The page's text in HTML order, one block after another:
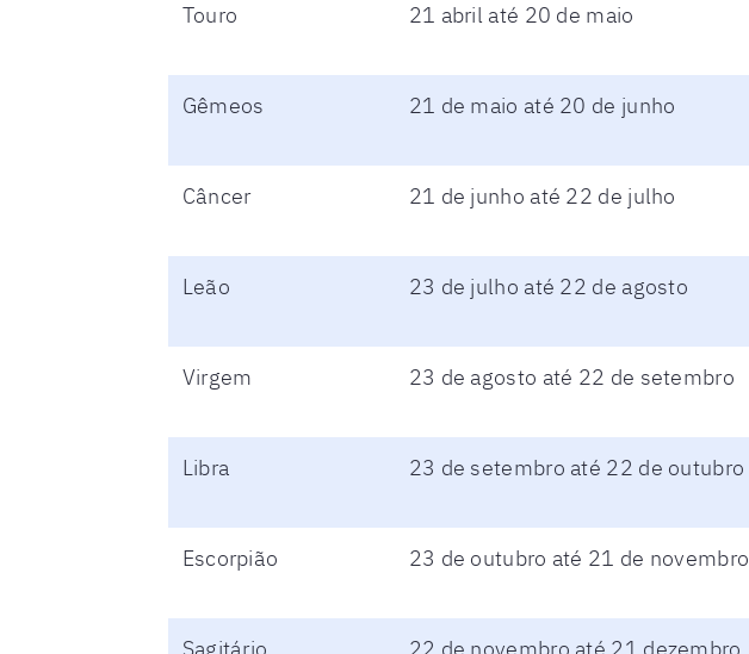
Touro 21 abril até 20 de maio
Gêmeos 21 de maio até 20 de junho
Câncer 21 de junho até 22 de julho
Leão 23 de julho até 22 de agosto
Virgem 23 de agosto até 22 de setembro
Libra 23 de setembro até 22 de outubro
Escorpião 23 de outubro até 21 de novembro